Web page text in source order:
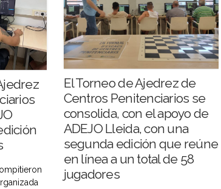
El Torneo de Ajedrez de
Centros Penitenciarios se
consolida, con el apoyo de
ADEJO Lleida, con una
segunda edición que reúne
en línea a un total de 58
jugadores